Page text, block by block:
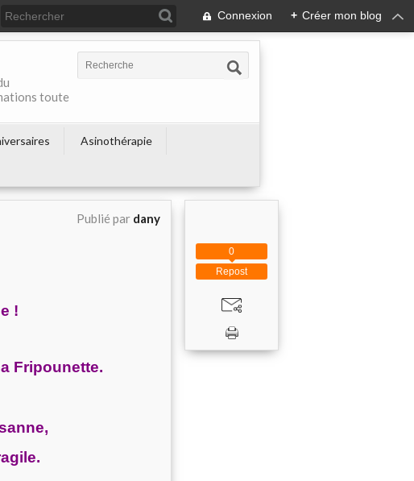
Connexion + Créer mon blog
toute
Asinothérapie
Publié par dany
!
Fripounette.
Repost
0